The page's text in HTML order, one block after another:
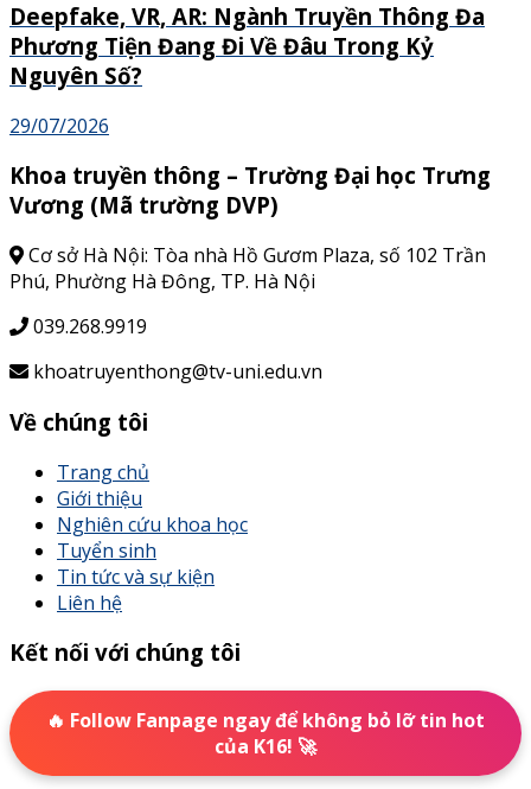
Deepfake, VR, AR: Ngành Truyền Thông Đa
Phương Tiện Đang Đi Về Đâu Trong Kỷ
Nguyên Số?
29/07/2026
Khoa truyền thông – Trường Đại học Trưng
Vương (Mã trường DVP)
Cơ sở Hà Nội: Tòa nhà Hồ Gươm Plaza, số 102 Trần
Phú, Phường Hà Đông, TP. Hà Nội
039.268.9919
khoatruyenthong@tv-uni.edu.vn
Về chúng tôi
Trang chủ
Giới thiệu
Nghiên cứu khoa học
Tuyển sinh
Tin tức và sự kiện
Liên hệ
Kết nối với chúng tôi
🔥 Follow Fanpage ngay để không bỏ lỡ tin hot
của K16! 🚀